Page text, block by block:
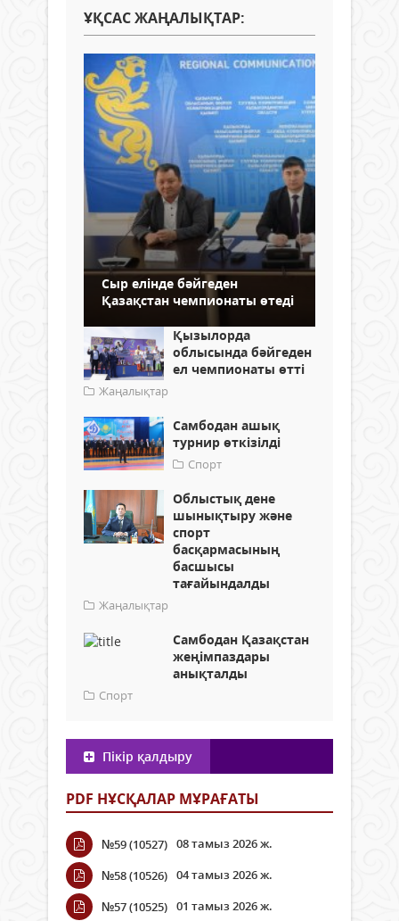
ҰҚСАС ЖАҢАЛЫҚТАР:
Сыр елінде бәйгеден
Қазақстан чемпионаты өтеді
Қызылорда
облысында бәйгеден
ел чемпионаты өтті
Жаңалықтар
Самбодан ашық
турнир өткізілді
Спорт
Облыстық дене
шынықтыру және
спорт
басқармасының
басшысы
тағайындалды
Жаңалықтар
Самбодан Қазақстан
жеңімпаздары
анықталды
Спорт
Пікір қалдыру
PDF НҰСҚАЛАР МҰРАҒАТЫ
№59 (10527) 08 тамыз 2026 ж.
№58 (10526) 04 тамыз 2026 ж.
№57 (10525) 01 тамыз 2026 ж.